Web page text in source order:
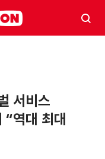
서비스
역대 최대